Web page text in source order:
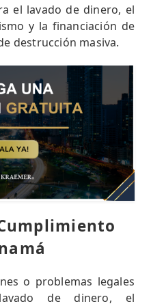
el lavado de dinero, el
y la financiación de
destrucción masiva.
o problemas legales
de dinero, el